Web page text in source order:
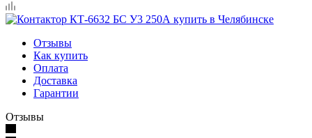
Отзывы
Как купить
Оплата
Доставка
Гарантии
Отзывы